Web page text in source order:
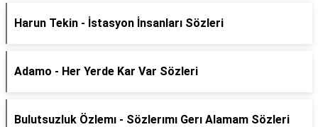
Harun Tekin - İstasyon İnsanları Sözleri
Adamo - Her Yerde Kar Var Sözleri
Bulutsuzluk Özlemı - Sözlerımı Gerı Alamam Sözleri